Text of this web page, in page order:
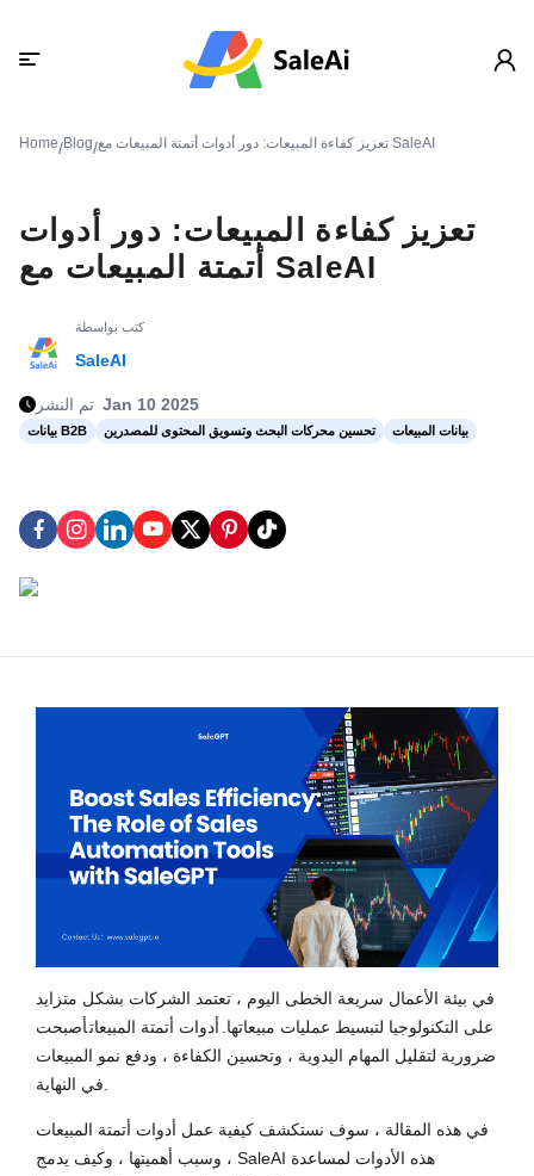
Home/Blog/ تعزيز كفاءة المبيعات: دور أدوات أتمتة المبيعات مع SaleAI
تعزيز كفاءة المبيعات: دور أدوات
أتمتة المبيعات مع SaleAI
كتب بواسطة
SaleAI
تم النشر Jan 10 2025
بيانات B2B تحسين محركات البحث وتسويق المحتوى للمصدرين بيانات المبيعات
في بيئة الأعمال سريعة الخطى اليوم ، تعتمد الشركات بشكل متزايد
على التكنولوجيا لتبسيط عمليات مبيعاتها. أدوات أتمتة المبيعاتأصبحت
ضرورية لتقليل المهام اليدوية ، وتحسين الكفاءة ، ودفع نمو المبيعات
في النهاية.
في هذه المقالة ، سوف نستكشف كيفية عمل أدوات أتمتة المبيعات
، وسبب أهميتها ، وكيف يدمج SaleAI هذه الأدوات لمساعدة